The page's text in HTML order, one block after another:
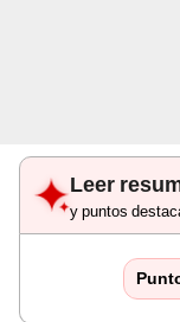
Leer
y puntos